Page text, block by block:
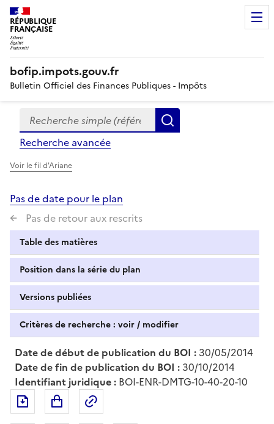
RÉPUBLIQUE
FRANÇAISE
bofip.impots.gouv.fr
Bulletin Officiel des Finances Publiques - Impôts
Formulaire
de
recherche
Recherche simple (références, mots clés, partie du
Recherche avancée
Voir le fil d'Ariane
Pas de date pour le plan
Pas de retour aux rescrits
Table des matières
Position dans la série du plan
Versions publiées
Critères de recherche : voir / modifier
Date de début de publication du BOI : 30/05/2014
Date de fin de publication du BOI : 30/10/2014
Identifiant juridique : BOI-ENR-DMTG-10-40-20-10
Exporter le document au format pdf